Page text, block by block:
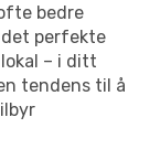
bedre
perfekte
– i ditt
tendens til å